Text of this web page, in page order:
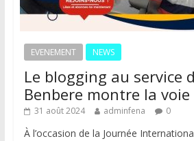
EVENEMENT NEWS
Le blogging au service
Benbere montre la voie
31 août 2024 adminfena 0
À l’occasion de la Journée